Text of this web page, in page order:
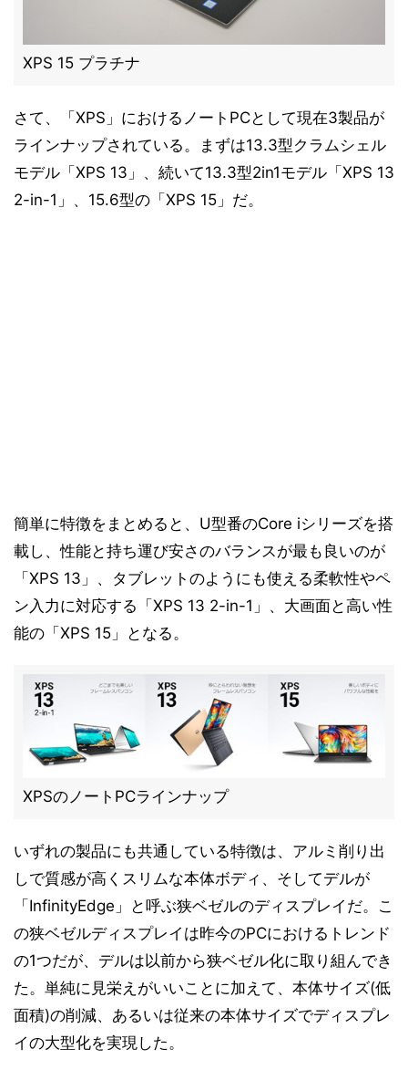
XPS 15 プラチナ
さて、「XPS」におけるノートPCとして現在3製品が
ラインナップされている。まずは13.3型クラムシェル
モデル「XPS 13」、続いて13.3型2in1モデル「XPS 13
2-in-1」、15.6型の「XPS 15」だ。
簡単に特徴をまとめると、U型番のCore iシリーズを搭
載し、性能と持ち運び安さのバランスが最も良いのが
「XPS 13」、タブレットのようにも使える柔軟性やペ
ン入力に対応する「XPS 13 2-in-1」、大画面と高い性
能の「XPS 15」となる。
XPSのノートPCラインナップ
いずれの製品にも共通している特徴は、アルミ削り出
しで質感が高くスリムな本体ボディ、そしてデルが
「InfinityEdge」と呼ぶ狭ベゼルのディスプレイだ。こ
の狭ベゼルディスプレイは昨今のPCにおけるトレンド
の1つだが、デルは以前から狭ベゼル化に取り組んでき
た。単純に見栄えがいいことに加えて、本体サイズ(低
面積)の削減、あるいは従来の本体サイズでディスプレ
イの大型化を実現した。